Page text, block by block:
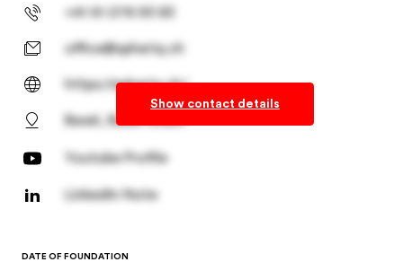
office@spheriq.ch
https://spheriq.ch/
Basel, Basel-Stadt
Youtube Profile
LinkedIn Note
Show contact details
DATE OF FOUNDATION